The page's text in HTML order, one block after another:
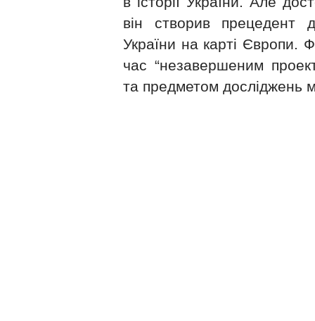
він створив прецедент
України на карті
час “незавершеним
та предметом досліджень